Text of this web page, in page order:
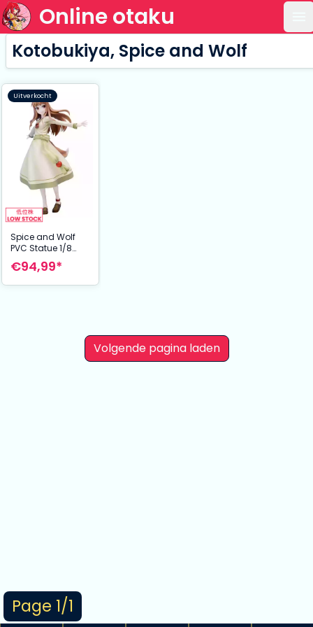
Online otaku
Page 1/1
Kotobukiya, Spice and Wolf
Uitverkocht
Spice and Wolf
PVC Statue 1/8
Holo 21 cm
€94,99*
Volgende pagina laden